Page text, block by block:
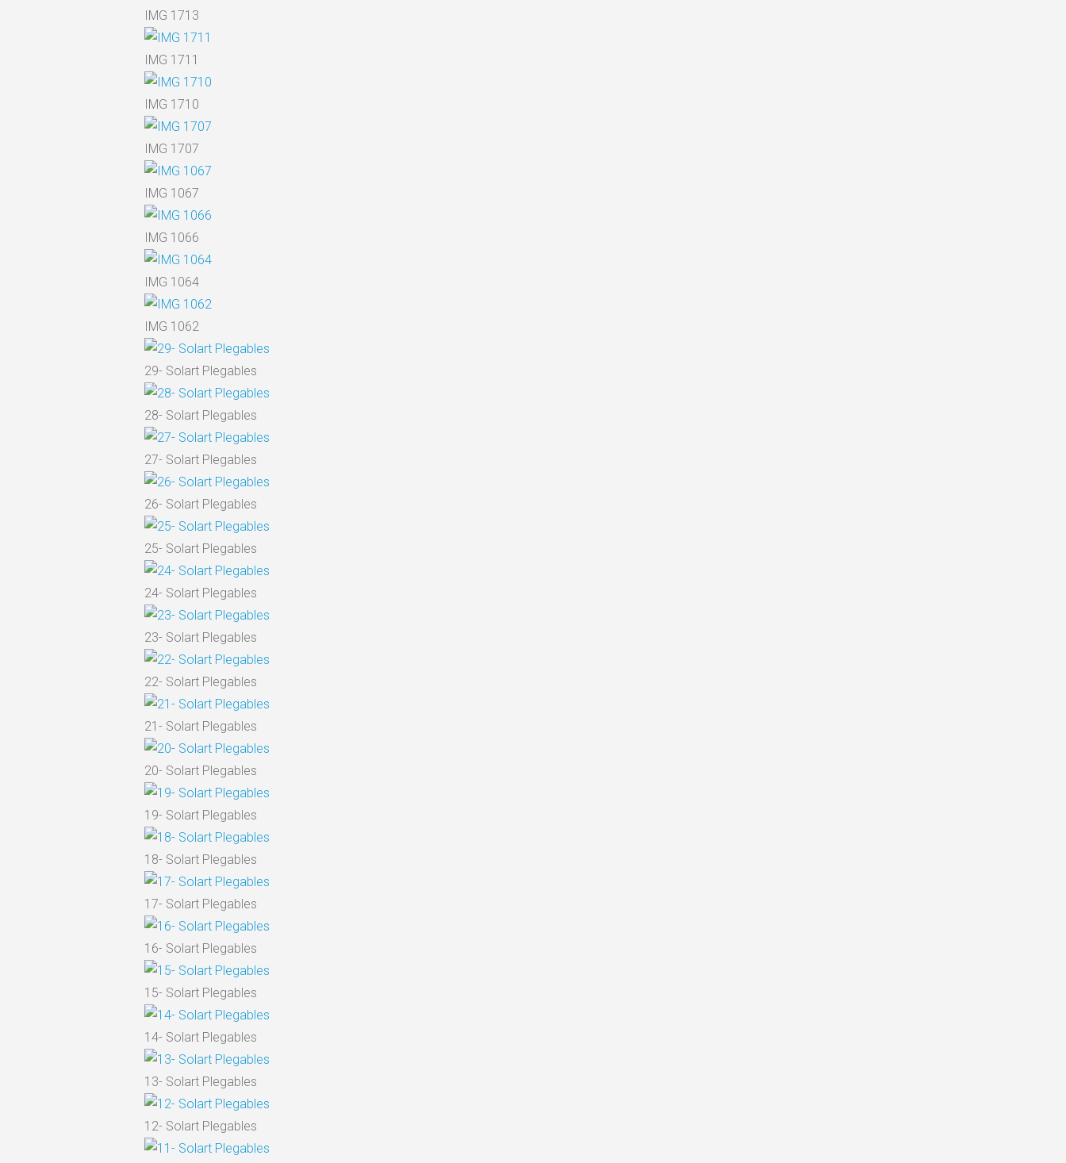
IMG 1713
IMG 1711
IMG 1710
IMG 1707
IMG 1067
IMG 1066
IMG 1064
IMG 1062
29- Solart Plegables
28- Solart Plegables
27- Solart Plegables
26- Solart Plegables
25- Solart Plegables
24- Solart Plegables
23- Solart Plegables
22- Solart Plegables
21- Solart Plegables
20- Solart Plegables
19- Solart Plegables
18- Solart Plegables
17- Solart Plegables
16- Solart Plegables
15- Solart Plegables
14- Solart Plegables
13- Solart Plegables
12- Solart Plegables